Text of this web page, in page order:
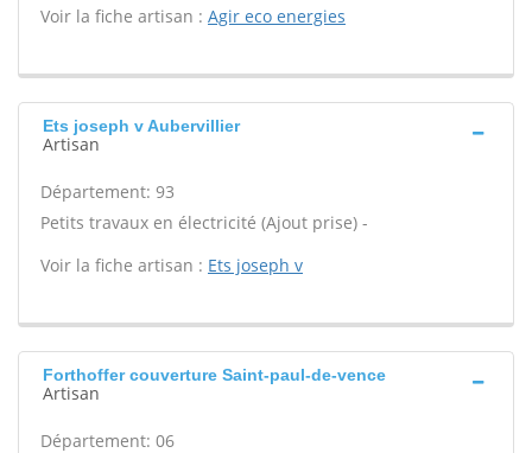
Voir la fiche artisan : Agir eco energies
Ets joseph v Aubervillier
Artisan
Département: 93
Petits travaux en électricité (Ajout prise) -
Voir la fiche artisan : Ets joseph v
Forthoffer couverture Saint-paul-de-vence
Artisan
Département: 06